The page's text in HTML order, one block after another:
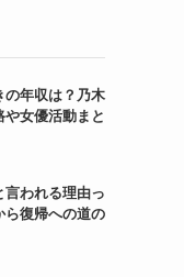
の年収は？乃木
女優活動まと
言われる理由っ
ら復帰への道の